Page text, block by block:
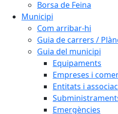
Borsa de Feina
Municipi
Com arribar-hi
Guia de carrers /
Guia del municipi
Equipaments
Empreses i
Entitats i
Emergències